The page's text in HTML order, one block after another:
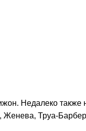
Недалеко
Труа-